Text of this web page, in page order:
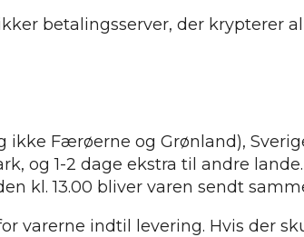
betalingsserver, der krypterer
ikke Færøerne og Grønland),
og 1-2 dage ekstra til andre
kl. 13.00 bliver varen sendt
varerne indtil levering. Hvis der